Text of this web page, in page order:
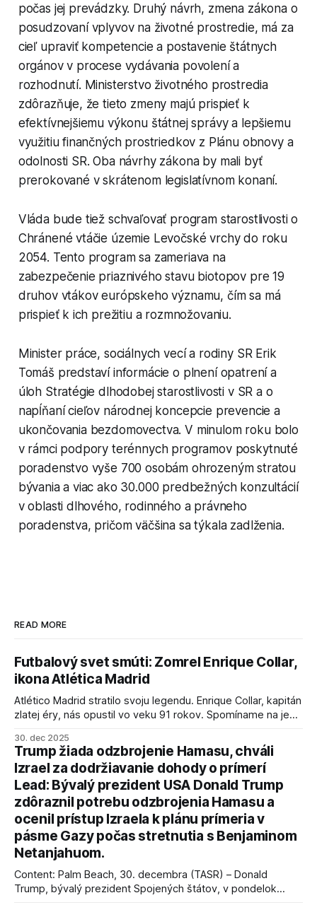
počas jej prevádzky. Druhý návrh, zmena zákona o
posudzovaní vplyvov na životné prostredie, má za
cieľ upraviť kompetencie a postavenie štátnych
orgánov v procese vydávania povolení a
rozhodnutí. Ministerstvo životného prostredia
zdôrazňuje, že tieto zmeny majú prispieť k
efektívnejšiemu výkonu štátnej správy a lepšiemu
využitiu finančných prostriedkov z Plánu obnovy a
odolnosti SR. Oba návrhy zákona by mali byť
prerokované v skrátenom legislatívnom konaní.
Vláda bude tiež schvaľovať program starostlivosti o
Chránené vtáčie územie Levočské vrchy do roku
2054. Tento program sa zameriava na
zabezpečenie priaznivého stavu biotopov pre 19
druhov vtákov európskeho významu, čím sa má
prispieť k ich prežitiu a rozmnožovaniu.
Minister práce, sociálnych vecí a rodiny SR Erik
Tomáš predstaví informácie o plnení opatrení a
úloh Stratégie dlhodobej starostlivosti v SR a o
napĺňaní cieľov národnej koncepcie prevencie a
ukončovania bezdomovectva. V minulom roku bolo
v rámci podpory terénnych programov poskytnuté
poradenstvo vyše 700 osobám ohrozeným stratou
bývania a viac ako 30.000 predbežných konzultácií
v oblasti dlhového, rodinného a právneho
poradenstva, pričom väčšina sa týkala zadlženia.
READ MORE
Futbalový svet smúti: Zomrel Enrique Collar,
ikona Atlética Madrid
Atlético Madrid stratilo svoju legendu. Enrique Collar, kapitán
zlatej éry, nás opustil vo veku 91 rokov. Spomíname na jeho
30. dec 2025
Trump žiada odzbrojenie Hamasu, chváli
Izrael za dodržiavanie dohody o prímerí
Lead: Bývalý prezident USA Donald Trump
zdôraznil potrebu odzbrojenia Hamasu a
ocenil prístup Izraela k plánu prímeria v
pásme Gazy počas stretnutia s Benjaminom
Netanjahuom.
Content: Palm Beach, 30. decembra (TASR) – Donald
Trump, bývalý prezident Spojených štátov, v pondelok